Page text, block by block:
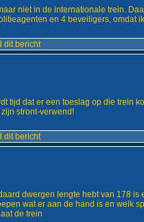
niet in de internationale trein.
en 4 beveiligers, omdat
dit bericht
tijd dat er een toeslag op die
stront-verwend!
dit bericht
dwergen lengte hebt van 178
wat er aan de hand is en welk
de trein